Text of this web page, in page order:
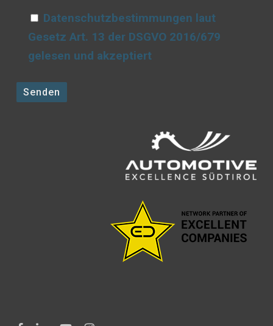
Datenschutzbestimmungen laut
Gesetz Art. 13 der DSGVO 2016/679
gelesen und akzeptiert